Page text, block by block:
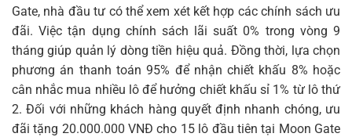
Gate, nhà đầu tư có thể xem xét kết hợp các chính sách ưu
đãi. Việc tận dụng chính sách lãi suất 0% trong vòng 9
tháng giúp quản lý dòng tiền hiệu quả. Đồng thời, lựa chọn
phương án thanh toán 95% để nhận chiết khấu 8% hoặc
cân nhắc mua nhiều lô để hưởng chiết khấu sỉ 1% từ lô thứ
2. Đối với những khách hàng quyết định nhanh chóng, ưu
đãi tặng 20.000.000 VNĐ cho 15 lô đầu tiên tại Moon Gate